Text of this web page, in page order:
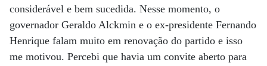
considerável e bem sucedida. Nesse momento, o
governador Geraldo Alckmin e o ex-presidente Fernando
Henrique falam muito em renovação do partido e isso
me motivou. Percebi que havia um convite aberto para